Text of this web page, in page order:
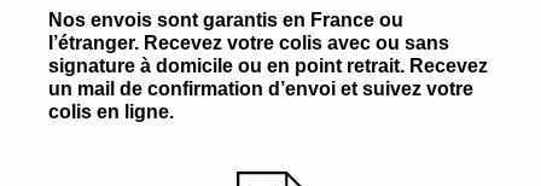
Nos envois sont garantis en France ou
l’étranger. Recevez votre colis avec ou sans
signature à domicile ou en point retrait. Recevez
un mail de confirmation d’envoi et suivez votre
colis en ligne.